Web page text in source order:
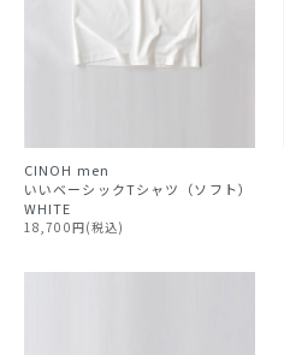
CINOH men
いいベーシックTシャツ（ソフト）
WHITE
18,700円(税込)